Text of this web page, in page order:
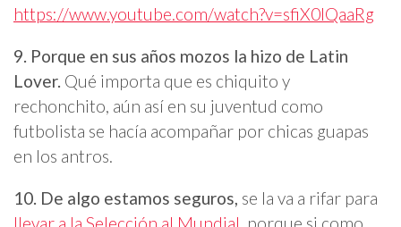
https://www.youtube.com/watch?v=sfiX0lQaaRg
9. Porque en sus años mozos la hizo de Latin
Lover. Qué importa que es chiquito y
rechonchito, aún así en su juventud como
futbolista se hacía acompañar por chicas guapas
en los antros.
10. De algo estamos seguros, se la va a rifar para